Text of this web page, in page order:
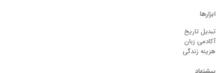
ابزارها
تبدیل تاریخ
آکادمی زبان
هزینه زندگی